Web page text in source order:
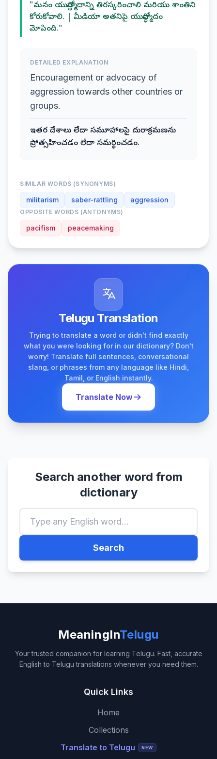
"మనం యుద్ధోన్మాదాన్ని తిరస్కరించాలి మరియు శాంతిని
కోరుకోవాలి. | మీడియా అతనిపై యుద్ధోన్మాదం
మోపింది."
DETAILED EXPLANATION
Encouragement or advocacy of
aggression towards other countries or
groups.
ఇతర దేశాలు లేదా సమూహాలపై దురాక్రమణను
ప్రోత్సహించడం లేదా సమర్థించడం.
SIMILAR WORDS (SYNONYMS)
militarism saber-rattling aggression
OPPOSITE WORDS (ANTONYMS)
pacifism peacemaking
Telugu Translation
Trying to translate a word or didn't find exactly
what you were looking for in our dictionary? Don't
worry! Translate full sentences, conversational
slang, or phrases from any language like Hindi,
Tamil, or English instantly.
Translate Now
Search another word from
dictionary
Search
MeaningInTelugu
Your trusted companion for learning Telugu. Fast, accurate
English to Telugu translations whenever you need them.
Quick Links
Home
Collections
Translate to Telugu
NEW